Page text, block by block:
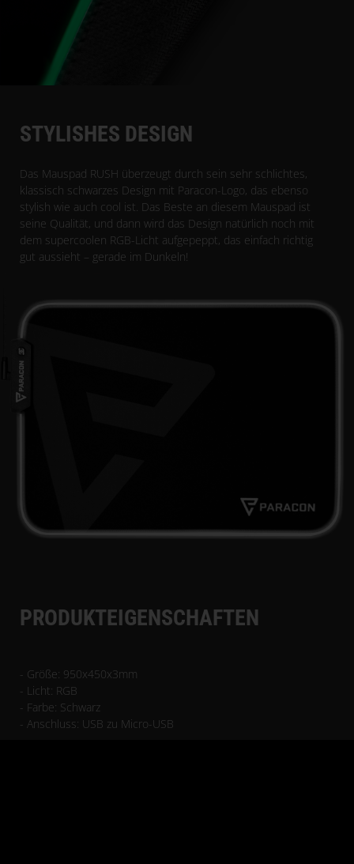
STYLISHES DESIGN
Das Mauspad RUSH überzeugt durch sein sehr schlichtes,
klassisch schwarzes Design mit Paracon-Logo, das ebenso
stylish wie auch cool ist. Das Beste an diesem Mauspad ist
seine Qualität, und dann wird das Design natürlich noch mit
dem supercoolen RGB-Licht aufgepeppt, das einfach richtig
gut aussieht – gerade im Dunkeln!
PRODUKTEIGENSCHAFTEN
- Größe: 950x450x3mm
- Licht: RGB
- Farbe: Schwarz
- Anschluss: USB zu Micro-USB